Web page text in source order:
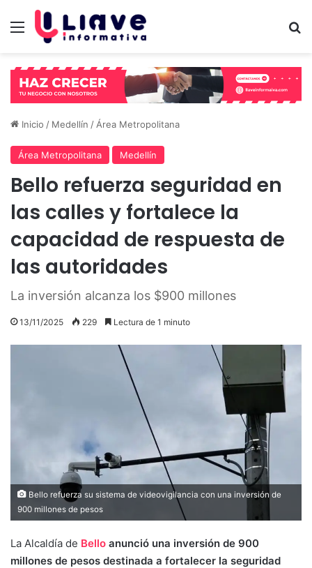
Menú
Inicio / Medellín / Área Metropolitana
Área Metropolitana Medellín
Bello refuerza seguridad en
las calles y fortalece la
capacidad de respuesta de
las autoridades
La inversión alcanza los $900 millones
13/11/2025 229 Lectura de 1 minuto
Bello refuerza su sistema de videovigilancia con una inversión de
900 millones de pesos
La Alcaldía de Bello anunció una inversión de 900
millones de pesos destinada a fortalecer la seguridad